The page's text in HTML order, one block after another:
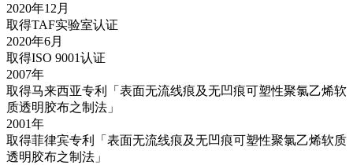
2020年12月
取得TAF实验室认证
2020年6月
取得ISO 9001认证
2007年
取得马来西亚专利「表面无流线痕及无凹痕可塑性聚氯乙烯软
质透明胶布之制法」
2001年
取得菲律宾专利「表面无流线痕及无凹痕可塑性聚氯乙烯软质
透明胶布之制法」